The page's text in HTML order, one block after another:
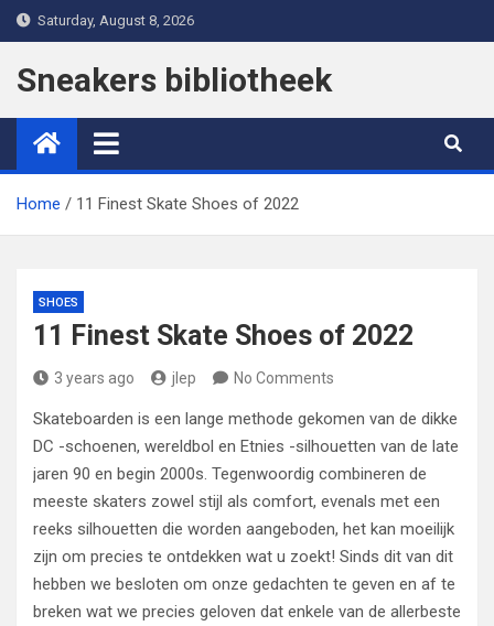
Skip
to
content
Saturday, August 8, 2026
Sneakers bibliotheek
Home 11 Finest Skate Shoes of 2022
SHOES
11 Finest Skate Shoes of 2022
3 years ago jlep No Comments
Skateboarden is een lange methode gekomen van de dikke
DC -schoenen, wereldbol en Etnies -silhouetten van de late
jaren 90 en begin 2000s. Tegenwoordig combineren de
meeste skaters zowel stijl als comfort, evenals met een
reeks silhouetten die worden aangeboden, het kan moeilijk
zijn om precies te ontdekken wat u zoekt! Sinds dit van dit
hebben we besloten om onze gedachten te geven en af ​​te
breken wat we precies geloven dat enkele van de allerbeste